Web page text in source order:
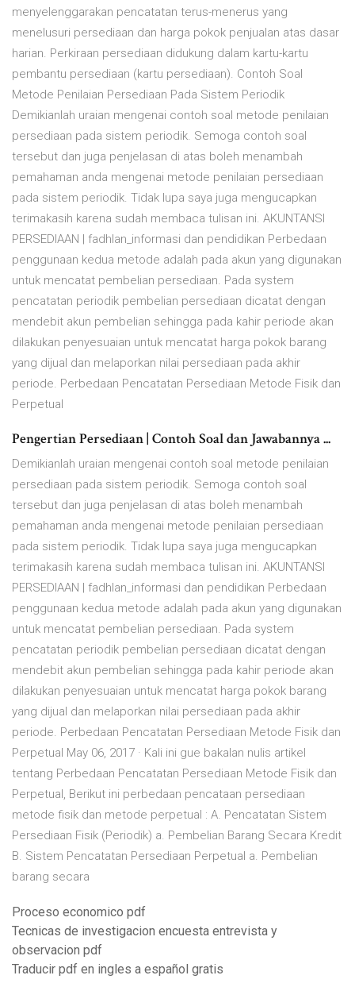
menyelenggarakan pencatatan terus-menerus yang
menelusuri persediaan dan harga pokok penjualan atas dasar
harian. Perkiraan persediaan didukung dalam kartu-kartu
pembantu persediaan (kartu persediaan). Contoh Soal
Metode Penilaian Persediaan Pada Sistem Periodik
Demikianlah uraian mengenai contoh soal metode penilaian
persediaan pada sistem periodik. Semoga contoh soal
tersebut dan juga penjelasan di atas boleh menambah
pemahaman anda mengenai metode penilaian persediaan
pada sistem periodik. Tidak lupa saya juga mengucapkan
terimakasih karena sudah membaca tulisan ini. AKUNTANSI
PERSEDIAAN | fadhlan_informasi dan pendidikan Perbedaan
penggunaan kedua metode adalah pada akun yang digunakan
untuk mencatat pembelian persediaan. Pada system
pencatatan periodik pembelian persediaan dicatat dengan
mendebit akun pembelian sehingga pada kahir periode akan
dilakukan penyesuaian untuk mencatat harga pokok barang
yang dijual dan melaporkan nilai persediaan pada akhir
periode. Perbedaan Pencatatan Persediaan Metode Fisik dan
Perpetual
Pengertian Persediaan | Contoh Soal dan Jawabannya ...
Demikianlah uraian mengenai contoh soal metode penilaian
persediaan pada sistem periodik. Semoga contoh soal
tersebut dan juga penjelasan di atas boleh menambah
pemahaman anda mengenai metode penilaian persediaan
pada sistem periodik. Tidak lupa saya juga mengucapkan
terimakasih karena sudah membaca tulisan ini. AKUNTANSI
PERSEDIAAN | fadhlan_informasi dan pendidikan Perbedaan
penggunaan kedua metode adalah pada akun yang digunakan
untuk mencatat pembelian persediaan. Pada system
pencatatan periodik pembelian persediaan dicatat dengan
mendebit akun pembelian sehingga pada kahir periode akan
dilakukan penyesuaian untuk mencatat harga pokok barang
yang dijual dan melaporkan nilai persediaan pada akhir
periode. Perbedaan Pencatatan Persediaan Metode Fisik dan
Perpetual May 06, 2017 · Kali ini gue bakalan nulis artikel
tentang Perbedaan Pencatatan Persediaan Metode Fisik dan
Perpetual, Berikut ini perbedaan pencataan persediaan
metode fisik dan metode perpetual : A. Pencatatan Sistem
Persediaan Fisik (Periodik) a. Pembelian Barang Secara Kredit
B. Sistem Pencatatan Persediaan Perpetual a. Pembelian
barang secara
Proceso economico pdf
Tecnicas de investigacion encuesta entrevista y
observacion pdf
Traducir pdf en ingles a español gratis